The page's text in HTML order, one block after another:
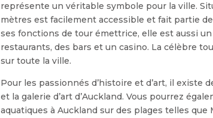
représente un véritable symbole pour la ville.
mètres est facilement accessible et fait partie
ses fonctions de tour émettrice, elle est aussi
restaurants, des bars et un casino. La célèbre
sur toute la ville.
Pour les passionnés d’histoire et d’art, il existe
et la galerie d’art d’Auckland. Vous pourrez
aquatiques à Auckland sur des plages telles